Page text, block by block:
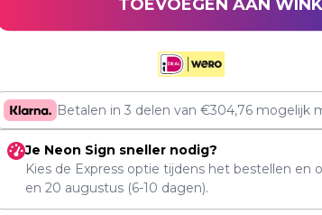
TOEVOEGEN AAN
Betalen in 3 delen van€304,76 mogelijk
Je Neon Sign sneller nodig?
Kies de Express optie tijdens het bestellen en
en 20 augustus(6-10 dagen).